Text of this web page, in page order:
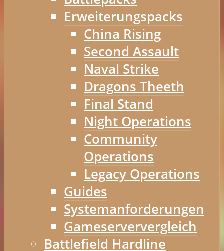
Erweiterungspacks
China Rising
Second Assault
Naval Strike
Dragons Theeth
Final Stand
Night Operations
Community
Operations
Legacy Operations
Guides
Systemanforderungen
Gameserververgleich
Battlefield Hardline